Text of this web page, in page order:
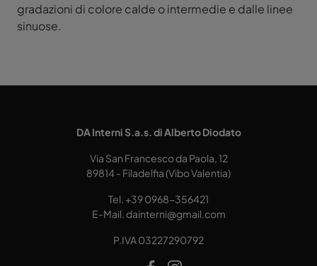
gradazioni di colore calde o intermedie e dalle linee
sinuose.
DA Interni S.a.s. di Alberto Diodato
Via San Francesco da Paola, 12
89814 - Filadelfia (Vibo Valentia)
Tel.+39 0968-356421
E-Mail. dainterni@gmail.com
P.IVA 03227290792